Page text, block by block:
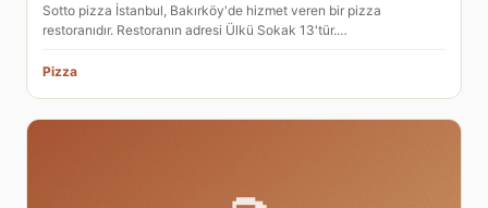
Sotto pizza İstanbul, Bakırköy'de hizmet veren bir pizza
restoranıdır. Restoranın adresi Ülkü Sokak 13'tür.…
Pizza